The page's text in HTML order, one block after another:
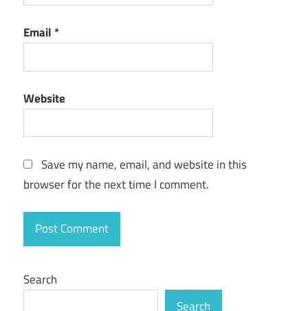
Email *
Website
Save my name, email, and website in this
browser for the next time I comment.
Search
Search